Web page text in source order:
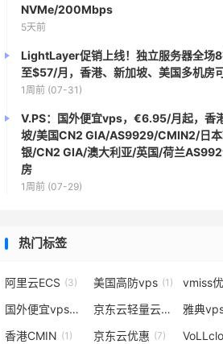
NVMe/200Mbps
5天前
LightLayer促销上线！独立服务器全场
至$57/月，香港、新加坡、美国多机房
1周前 (07-31)
V.PS：国外便宜vps，€6.95/月起，香
坡/美国CN2 GIA/AS9929/CMIN2/日
银/CN2 GIA/澳大利亚/英国/荷兰
房
1周前 (07-29)
热门标签
阿里云ECS (3) 美国高防vps (1) vmiss
国外便宜vps(3) 京东云轻量云(4) 雅典
香港CMIN (1) 京东云优惠 (7)